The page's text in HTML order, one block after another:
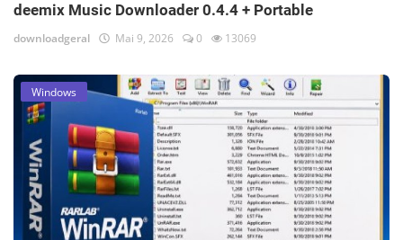
deemix Music Downloader 0.4.4 + Portable
downloadgeral Mai 9, 2026 0 13069
Windows